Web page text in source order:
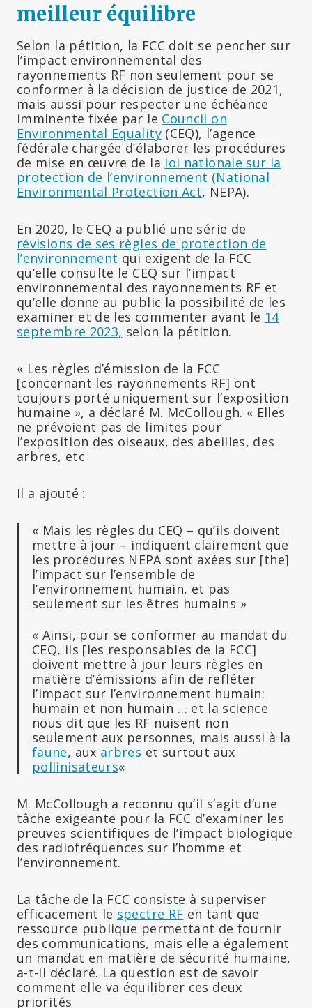
meilleur équilibre
Selon la pétition, la FCC doit se pencher sur
l’impact environnemental des
rayonnements RF non seulement pour se
conformer à la décision de justice de 2021,
mais aussi pour respecter une échéance
imminente fixée par le Council on
Environmental Equality(CEQ), l’agence
fédérale chargée d’élaborer les procédures
de mise en œuvre de la loi nationale sur la
protection de l’environnement (National
Environmental Protection Act, NEPA).
En 2020, le CEQ a publié une série de
révisions de ses règles de protection de
l’environnement qui exigent de la FCC
qu’elle consulte le CEQ sur l’impact
environnemental des rayonnements RF et
qu’elle donne au public la possibilité de les
examiner et de les commenter avant le 14
septembre 2023, selon la pétition.
« Les règles d’émission de la FCC
[concernant les rayonnements RF] ont
toujours porté uniquement sur l’exposition
humaine », a déclaré M. McCollough. « Elles
ne prévoient pas de limites pour
l’exposition des oiseaux, des abeilles, des
arbres, etc
Il a ajouté :
« Mais les règles du CEQ – qu’ils doivent
mettre à jour – indiquent clairement que
les procédures NEPA sont axées sur [the]
l’impact sur l’ensemble de
l’environnement humain, et pas
seulement sur les êtres humains »
« Ainsi, pour se conformer au mandat du
CEQ, ils [les responsables de la FCC]
doivent mettre à jour leurs règles en
matière d’émissions afin de refléter
l’impact sur l’environnement humain:
humain et non humain … et la science
nous dit que les RF nuisent non
seulement aux personnes, mais aussi à la
faune, aux arbres et surtout aux
pollinisateurs«
M. McCollough a reconnu qu’il s’agit d’une
tâche exigeante pour la FCC d’examiner les
preuves scientifiques de l’impact biologique
des radiofréquences sur l’homme et
l’environnement.
La tâche de la FCC consiste à superviser
efficacement le spectre RF en tant que
ressource publique permettant de fournir
des communications, mais elle a également
un mandat en matière de sécurité humaine,
a-t-il déclaré. La question est de savoir
comment elle va équilibrer ces deux
priorités